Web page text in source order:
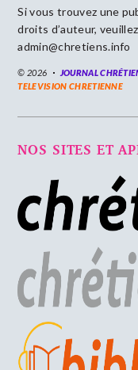
Si vous trouvez une
droits d’auteur,
admin@chretiens.info
© 2026 JOURNAL
TELEVISION CHRETIENNE
NOS SITES ET